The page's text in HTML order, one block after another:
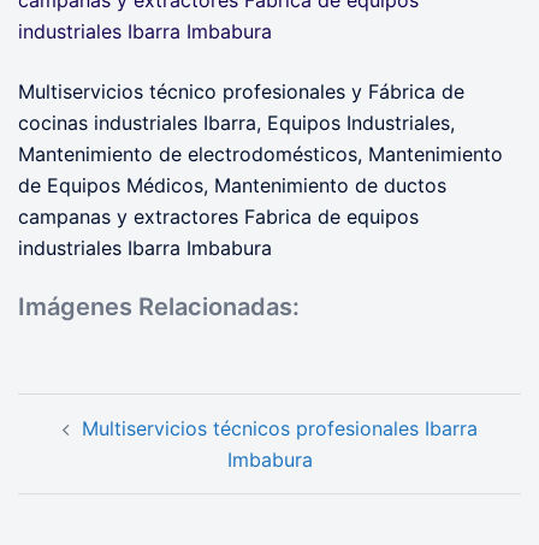
Multiservicios técnico profesionales y Fábrica de
cocinas industriales Ibarra, Equipos Industriales,
Mantenimiento de electrodomésticos, Mantenimiento
de Equipos Médicos, Mantenimiento de ductos
campanas y extractores Fabrica de equipos
industriales Ibarra Imbabura
Imágenes Relacionadas:
Multiservicios técnicos profesionales Ibarra
Imbabura